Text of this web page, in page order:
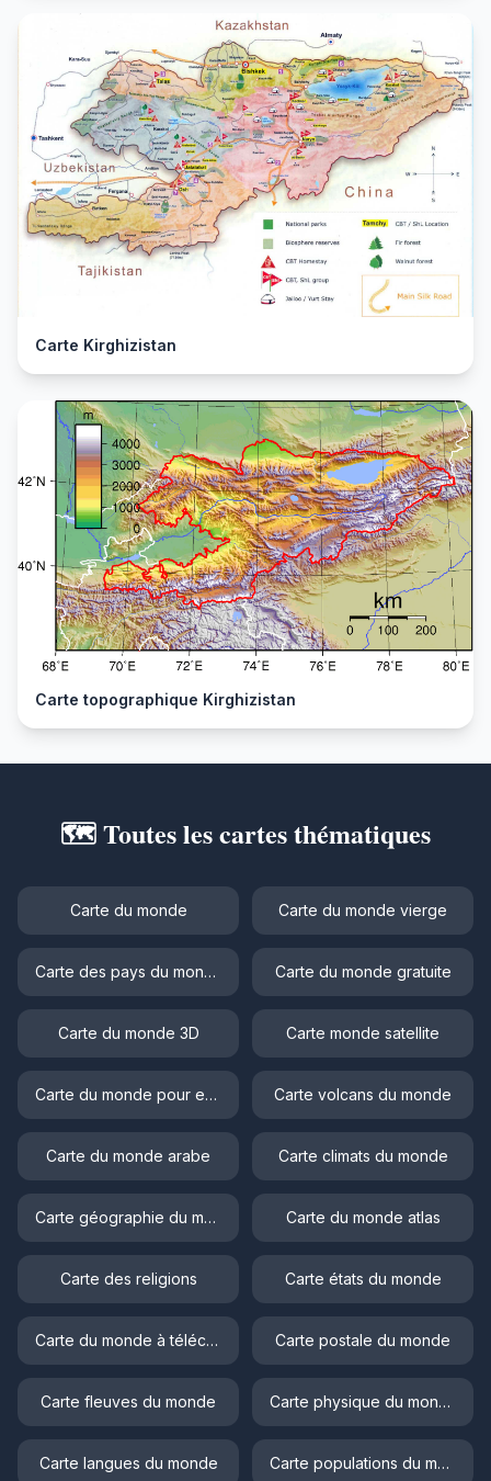
Carte Kirghizistan
Carte topographique Kirghizistan
🗺️ Toutes les cartes thématiques
Carte du monde Carte du monde vierge
Carte des pays du monde Carte du monde gratuite
Carte du monde 3D Carte monde satellite
Carte du monde pour enfant Carte volcans du monde
Carte du monde arabe Carte climats du monde
Carte géographie du monde Carte du monde atlas
Carte des religions Carte états du monde
Carte du monde à télécharger Carte postale du monde
Carte fleuves du monde Carte physique du monde
Carte langues du monde Carte populations du monde